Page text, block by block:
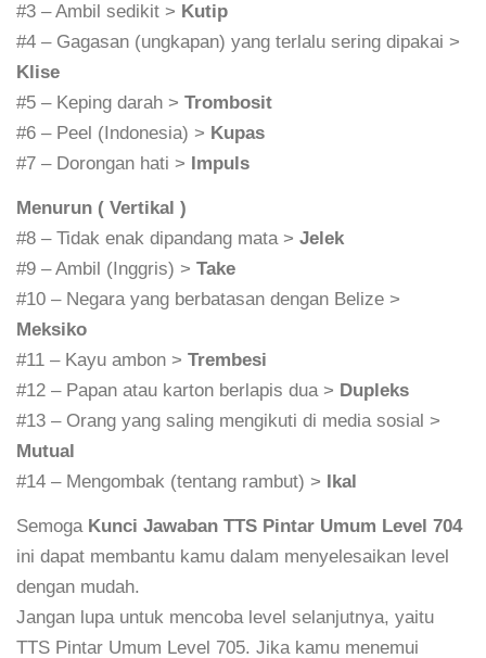
#3 – Ambil sedikit > Kutip
#4 – Gagasan (ungkapan) yang terlalu sering dipakai >
Klise
#5 – Keping darah > Trombosit
#6 – Peel (Indonesia) > Kupas
#7 – Dorongan hati > Impuls
Menurun ( Vertikal )
#8 – Tidak enak dipandang mata > Jelek
#9 – Ambil (Inggris) > Take
#10 – Negara yang berbatasan dengan Belize >
Meksiko
#11 – Kayu ambon > Trembesi
#12 – Papan atau karton berlapis dua > Dupleks
#13 – Orang yang saling mengikuti di media sosial >
Mutual
#14 – Mengombak (tentang rambut) >
Ikal
Semoga Kunci Jawaban TTS Pintar Umum Level 704
ini dapat membantu kamu dalam menyelesaikan level
dengan mudah.
Jangan lupa untuk mencoba level selanjutnya, yaitu
TTS Pintar Umum Level 705. Jika kamu menemui